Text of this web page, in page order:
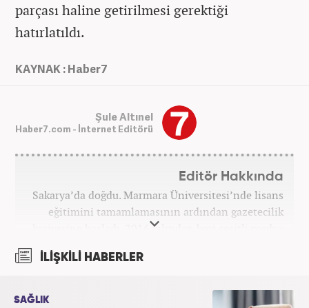
parçası haline getirilmesi gerektiği
hatırlatıldı.
KAYNAK : Haber7
Şule Altınel
Haber7.com - İnternet Editörü
Editör Hakkında
Sakarya’da doğdu. Marmara Üniversitesi’nde lisans
eğitimini tamamlamasının ardından gazetecilik
kariyerine başladı. 2016 yılından beri çeşitli medya
itibaren Haber7’de ‘gündem editörü’ olarak
İLİŞKİLİ HABERLER
SAĞLIK